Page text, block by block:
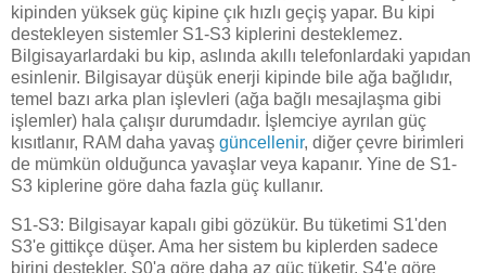
kipinden yüksek güç kipine çık hızlı geçiş yapar. Bu kipi
destekleyen sistemler S1-S3 kiplerini desteklemez.
Bilgisayarlardaki bu kip, aslında akıllı telefonlardaki yapıdan
esinlenir. Bilgisayar düşük enerji kipinde bile ağa bağlıdır,
temel bazı arka plan işlevleri (ağa bağlı mesajlaşma gibi
işlemler) hala çalışır durumdadır. İşlemciye ayrılan güç
kısıtlanır, RAM daha yavaş güncellenir, diğer çevre birimleri
de mümkün olduğunca yavaşlar veya kapanır. Yine de S1-
S3 kiplerine göre daha fazla güç kullanır.
S1-S3: Bilgisayar kapalı gibi gözükür. Bu tüketimi S1'den
S3'e gittikçe düşer. Ama her sistem bu kiplerden sadece
birini destekler. S0'a göre daha az güç tüketir, S4'e göre